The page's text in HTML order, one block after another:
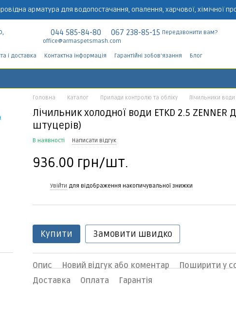
арматура для водопостачання, опалення, харчової, хімічної
044 585-84-80 067 238-85-15 Передзвонити вам?
office@armaspetsmash.com
і доставка Контактна інформація Гарантійні зобов'язання Блог
Головна Каталог Прилади контролю та обліку Лічильники води
Лічильник холодної води ETKD 2.5 ZENNER
штуцерів)
В наявності Написати відгук
936.00 грн/шт.
Увійти для відображення накопичувальної знижки
Купити Замовити швидко
Опис Новий відгук або коментар
Поширити у
Доставка
Оплата Гарантія